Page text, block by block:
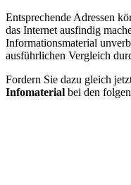
Entsprechende Adressen
das Internet ausfindig
Informationsmaterial
ausführlichen Vergleich
Fordern Sie dazu gleich
Infomaterial bei den